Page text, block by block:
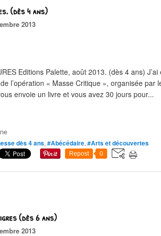
(dès 4 ans)
2013
Editions Palette, août 2013. (dès 4 ans)
l’opération « Masse Critique », organisée par
envoie un livre et vous avez 30 jours pour...
dès 4 ans, #Abécédaire, #Arts et découvertes
Repost 0
(dès 6 ans)
2013